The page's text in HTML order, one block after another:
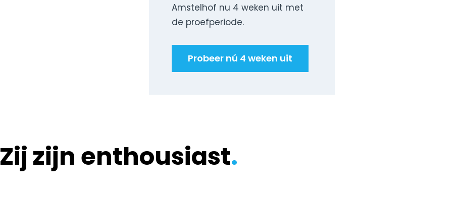
Amstelhof nu 4 weken uit met
de proefperiode.
Probeer nú 4 weken uit
Zij zijn enthousiast.